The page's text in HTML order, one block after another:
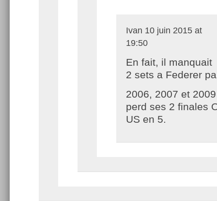
Ivan 10 juin 2015 at
19:50
En fait, il manquait
2 sets a Federer
2006, 2007 et
perd ses 2 finales
US en 5.